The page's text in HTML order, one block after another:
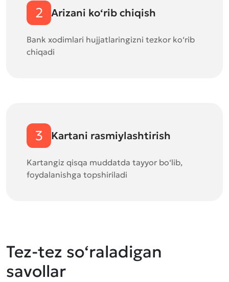
2 Arizani ko‘rib chiqish
Bank xodimlari hujjatlaringizni tezkor ko‘rib
chiqadi
3 Kartani rasmiylashtirish
Kartangiz qisqa muddatda tayyor bo‘lib,
foydalanishga topshiriladi
Tez-tez so‘raladigan
savollar